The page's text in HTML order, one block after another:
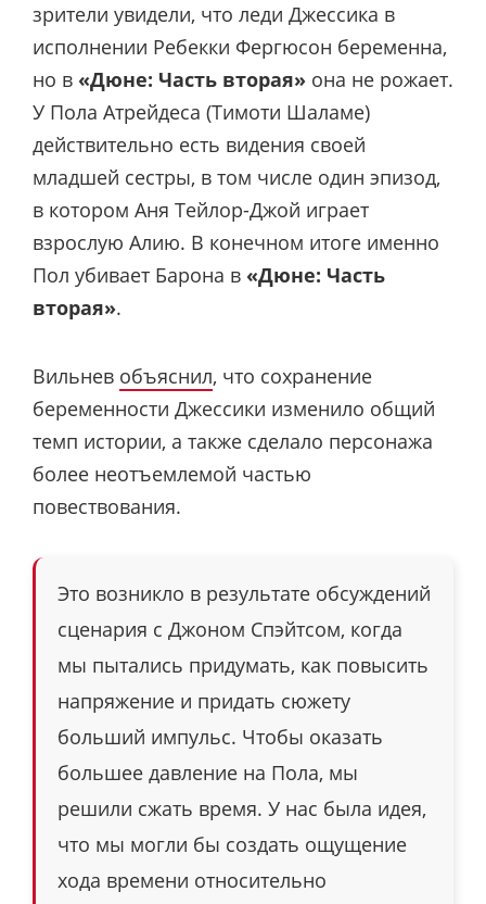
зрители увидели, что леди Джессика в
исполнении Ребекки Фергюсон беременна,
но в «Дюне: Часть вторая» она не рожает.
У Пола Атрейдеса (Тимоти Шаламе)
действительно есть видения своей
младшей сестры, в том числе один эпизод,
в котором Аня Тейлор-Джой играет
взрослую Алию. В конечном итоге именно
Пол убивает Барона в «Дюне: Часть
вторая».
Вильнев объяснил, что сохранение
беременности Джессики изменило общий
темп истории, а также сделало персонажа
более неотъемлемой частью
повествования.
Это возникло в результате обсуждений
сценария с Джоном Спэйтсом, когда
мы пытались придумать, как повысить
напряжение и придать сюжету
больший импульс. Чтобы оказать
большее давление на Пола, мы
решили сжать время. У нас была идея,
что мы могли бы создать ощущение
хода времени относительно